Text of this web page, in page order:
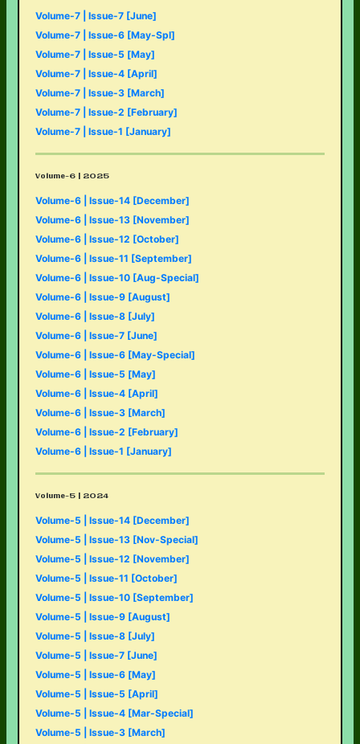
Volume-7 | Issue-7 [June]
Volume-7 | Issue-6 [May-Spl]
Volume-7 | Issue-5 [May]
Volume-7 | Issue-4 [April]
Volume-7 | Issue-3 [March]
Volume-7 | Issue-2 [February]
Volume-7 | Issue-1 [January]
Volume-6 | 2025
Volume-6 | Issue-14 [December]
Volume-6 | Issue-13 [November]
Volume-6 | Issue-12 [October]
Volume-6 | Issue-11 [September]
Volume-6 | Issue-10 [Aug-Special]
Volume-6 | Issue-9 [August]
Volume-6 | Issue-8 [July]
Volume-6 | Issue-7 [June]
Volume-6 | Issue-6 [May-Special]
Volume-6 | Issue-5 [May]
Volume-6 | Issue-4 [April]
Volume-6 | Issue-3 [March]
Volume-6 | Issue-2 [February]
Volume-6 | Issue-1 [January]
Volume-5 | 2024
Volume-5 | Issue-14 [December]
Volume-5 | Issue-13 [Nov-Special]
Volume-5 | Issue-12 [November]
Volume-5 | Issue-11 [October]
Volume-5 | Issue-10 [September]
Volume-5 | Issue-9 [August]
Volume-5 | Issue-8 [July]
Volume-5 | Issue-7 [June]
Volume-5 | Issue-6 [May]
Volume-5 | Issue-5 [April]
Volume-5 | Issue-4 [Mar-Special]
Volume-5 | Issue-3 [March]